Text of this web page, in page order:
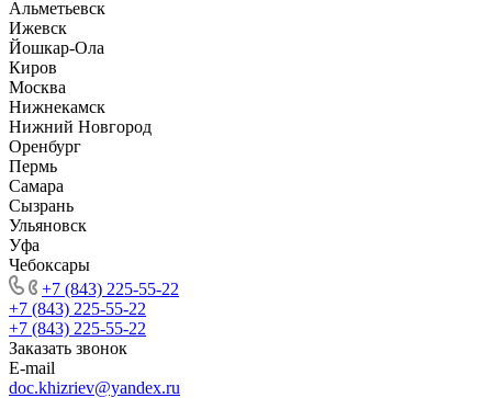
Альметьевск
Ижевск
Йошкар-Ола
Киров
Москва
Нижнекамск
Нижний Новгород
Оренбург
Пермь
Самара
Сызрань
Ульяновск
Уфа
Чебоксары
+7 (843) 225-55-22
+7 (843) 225-55-22
+7 (843) 225-55-22
Заказать звонок
E-mail
doc.khizriev@yandex.ru